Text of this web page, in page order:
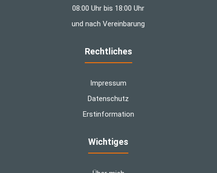
08:00 Uhr bis 18:00 Uhr
und nach Vereinbarung
Rechtliches
Impressum
Datenschutz
Erstinformation
Wichtiges